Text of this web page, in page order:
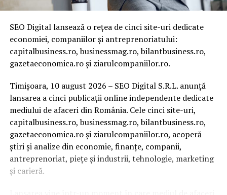
SEO Digital lansează o rețea de cinci site-uri dedicate
economiei, companiilor și antreprenoriatului:
capitalbusiness.ro, businessmag.ro, bilantbusiness.ro,
gazetaeconomica.ro și ziarulcompaniilor.ro.
Timișoara, 10 august 2026 – SEO Digital S.R.L. anunță
lansarea a cinci publicații online independente dedicate
mediului de afaceri din România. Cele cinci site-uri,
capitalbusiness.ro, businessmag.ro, bilantbusiness.ro,
gazetaeconomica.ro și ziarulcompaniilor.ro, acoperă
știri și analize din economie, finanțe, companii,
antreprenoriat, piețe și industrii, tehnologie, marketing
și carieră.